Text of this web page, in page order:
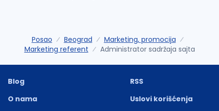
Posao Beograd
Marketing, promocija
Marketing referent
Administrator sadržaja sajta
Blog
O nama
RSS
Uslovi korišćenja